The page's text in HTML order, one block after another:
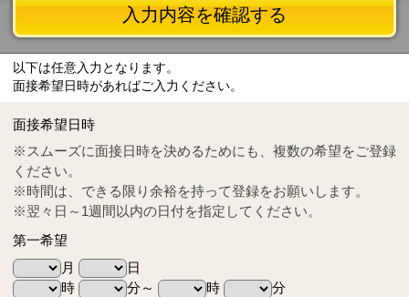
Tel
0570-55-0314
入力内容を確認する
以下は任意入力となります。
面接希望日時があればご入力ください。
面接希望日時
※スムーズに面接日時を決めるためにも、複数の希望をご登録
ください。
※時間は、できる限り余裕を持って登録をお願いします。
※翌々日～1週間以内の日付を指定してください。
第一希望
月
日
時
分～ 時
分